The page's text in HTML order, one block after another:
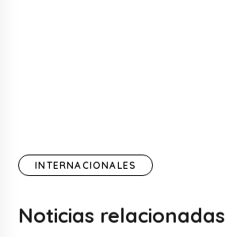
INTERNACIONALES
Noticias relacionadas